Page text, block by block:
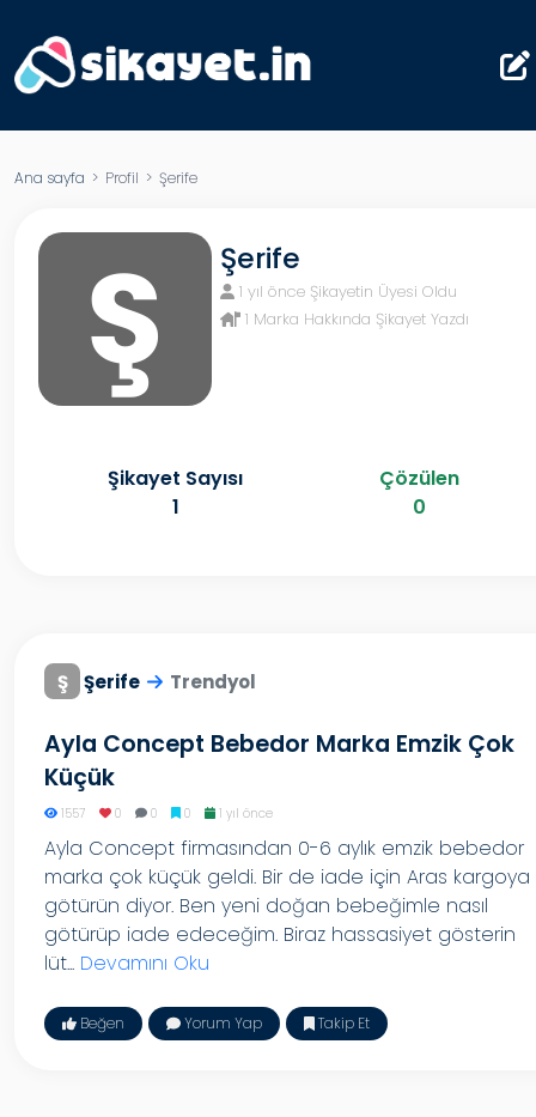
Ana sayfa > Profil > Şerife
Ş Şerife
1 yıl önce Şikayetin Üyesi Oldu
1 Marka Hakkında Şikayet Yazdı
Şikayet Sayısı
1
Çözülen
0
Ş Şerife Trendyol
Ayla Concept Bebedor Marka Emzik Çok
Küçük
1557 0 0 0 1 yıl önce
Ayla Concept firmasından 0-6 aylık emzik bebedor
marka çok küçük geldi. Bir de iade için Aras kargoya
götürün diyor. Ben yeni doğan bebeğimle nasıl
götürüp iade edeceğim. Biraz hassasiyet gösterin
lüt... Devamını Oku
Beğen Yorum Yap Takip Et